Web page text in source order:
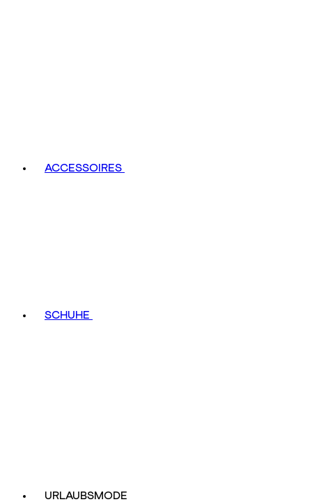
ACCESSOIRES
SCHUHE
URLAUBSMODE